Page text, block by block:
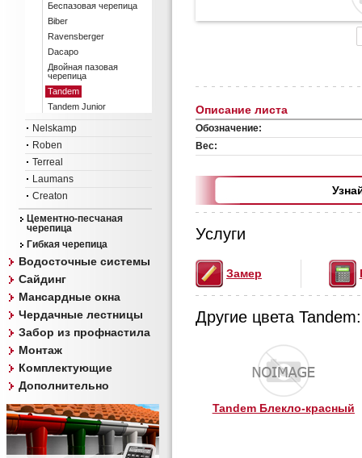
Беспазовая черепица
Biber
Ravensberger
Dacapo
Двойная пазовая
черепица
Tandem
Tandem Junior
Nelskamp
Roben
Terreal
Laumans
Creaton
Цементно-песчаная
черепица
Гибкая черепица
Водосточные системы
Сайдинг
Мансардные окна
Чердачные лестницы
Забор из профнастила
Монтаж
Комплектующие
Дополнительно
Описание листа
Обозначение:
Вес:
Услуги
Замер
Другие цвета Tandem:
Tandem Блекло-красный